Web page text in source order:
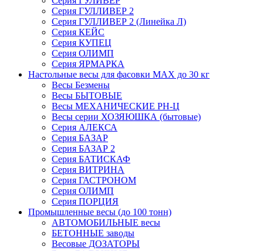
Серия ГУЛЛИВЕР 2
Серия ГУЛЛИВЕР 2 (Линейка Л)
Серия КЕЙС
Серия КУПЕЦ
Серия ОЛИМП
Серия ЯРМАРКА
Настольные весы для фасовки MAX до 30 кг
Весы Безмены
Весы БЫТОВЫЕ
Весы МЕХАНИЧЕСКИЕ РН-Ц
Весы серии ХОЗЯЮШКА (бытовые)
Серия АЛЕКСА
Серия БАЗАР
Серия БАЗАР 2
Серия БАТИСКАФ
Серия ВИТРИНА
Серия ГАСТРОНОМ
Серия ОЛИМП
Серия ПОРЦИЯ
Промышленные весы (до 100 тонн)
АВТОМОБИЛЬНЫЕ весы
БЕТОННЫЕ заводы
Весовые ДОЗАТОРЫ